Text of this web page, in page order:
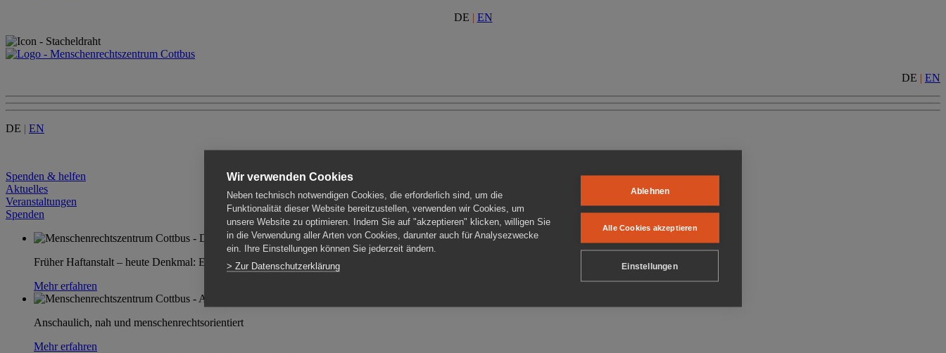
DE | EN
DE | EN
DE | EN
Spenden & helfen
Aktuelles
Veranstaltungen
Spenden
Früher Haftanstalt – heute Denkmal: Einen Ort im Wandel erleben
Mehr erfahren
Anschaulich, nah und menschenrechtsorientiert
Mehr erfahren
Wir verwenden Cookies
Neben technisch notwendigen Cookies, die erforderlich sind, um die
Funktionalität dieser Website bereitzustellen, verwenden wir Cookies, um
unsere Website zu optimieren. Indem Sie auf "akzeptieren" klicken, willigen Sie
in die Verwendung aller Arten von Cookies, darunter auch für Analysezwecke
ein. Ihre Einstellungen können Sie jederzeit ändern.
> Zur Datenschutzerklärung
Ablehnen
Alle Cookies akzeptieren
Einstellungen